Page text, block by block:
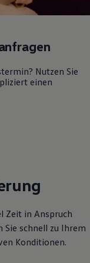
Nutzen Sie
einen
Zeit in Anspruch
Sie schnell zu Ihrem
Konditionen.